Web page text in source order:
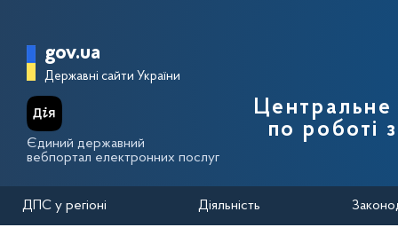
Головна сторінка Державної
gov.ua
Державні сайти України
Єдиний державний
вебпортал електронних послуг
Центральне
по роботі
ДПС у регіоні Діяльність